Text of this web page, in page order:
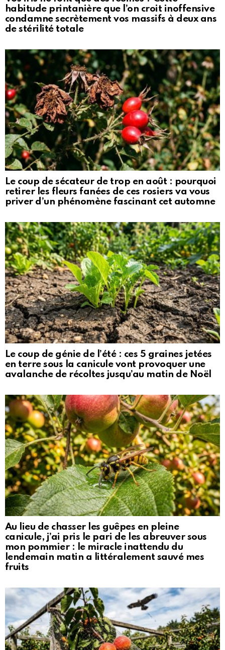
habitude printanière que l’on croit inoffensive
condamne secrètement vos massifs à deux ans
de stérilité totale
Le coup de sécateur de trop en août : pourquoi
retirer les fleurs fanées de ces rosiers va vous
priver d’un phénomène fascinant cet automne
Le coup de génie de l’été : ces 5 graines jetées
en terre sous la canicule vont provoquer une
avalanche de récoltes jusqu’au matin de Noël
Au lieu de chasser les guêpes en pleine
canicule, j’ai pris le pari de les abreuver sous
mon pommier : le miracle inattendu du
lendemain matin a littéralement sauvé mes
fruits